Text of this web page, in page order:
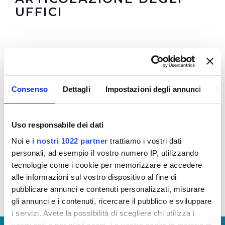
Consenso Dettagli Impostazioni degli annunci
Uso responsabile dei dati
Noi e i nostri 1022 partner trattiamo i vostri dati
personali, ad esempio il vostro numero IP, utilizzando
tecnologie come i cookie per memorizzare e accedere
alle informazioni sul vostro dispositivo al fine di
pubblicare annunci e contenuti personalizzati, misurare
gli annunci e i contenuti, ricercare il pubblico e sviluppare
i servizi. Avete la possibilità di scegliere chi utilizza i
UFFICI